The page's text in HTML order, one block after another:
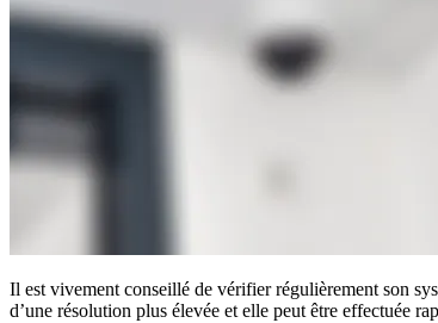
Il est vivement conseillé de vérifier régulièrement son
d’une résolution plus élevée et elle peut être effectuée